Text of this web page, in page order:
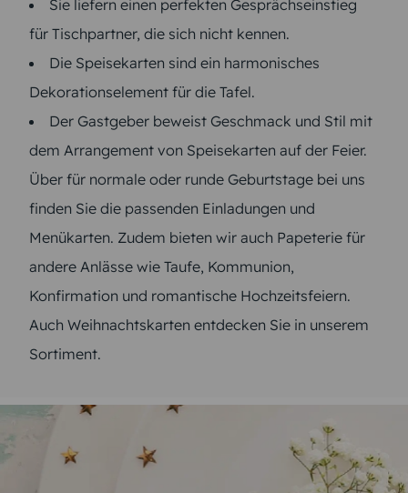
Sie liefern einen perfekten Gesprächseinstieg
für Tischpartner, die sich nicht kennen.
Die Speisekarten sind ein harmonisches
Dekorationselement für die Tafel.
Der Gastgeber beweist Geschmack und Stil mit
dem Arrangement von Speisekarten auf der Feier.
Über für normale oder runde Geburtstage bei uns
finden Sie die passenden Einladungen und
Menükarten. Zudem bieten wir auch Papeterie für
andere Anlässe wie Taufe, Kommunion,
Konfirmation und romantische Hochzeitsfeiern.
Auch Weihnachtskarten entdecken Sie in unserem
Sortiment.